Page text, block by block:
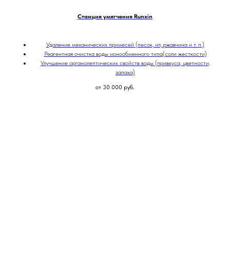
Станция умягчения Runxin
Удаление механических примесей (песок, ил, ржавчина и т. п.)
Реагентная очистка воды ионообменного типа(соли жесткости)
Улучшение органолептических свойств воды (привкуса, цветности,
запаха)
от 30 000 руб.